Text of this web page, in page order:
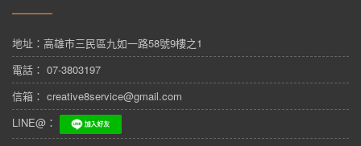
地址： 高雄市三民區九如一路58號9樓之1
電話： 07-3803197
信箱： creative8service@gmail.com
LINE@：